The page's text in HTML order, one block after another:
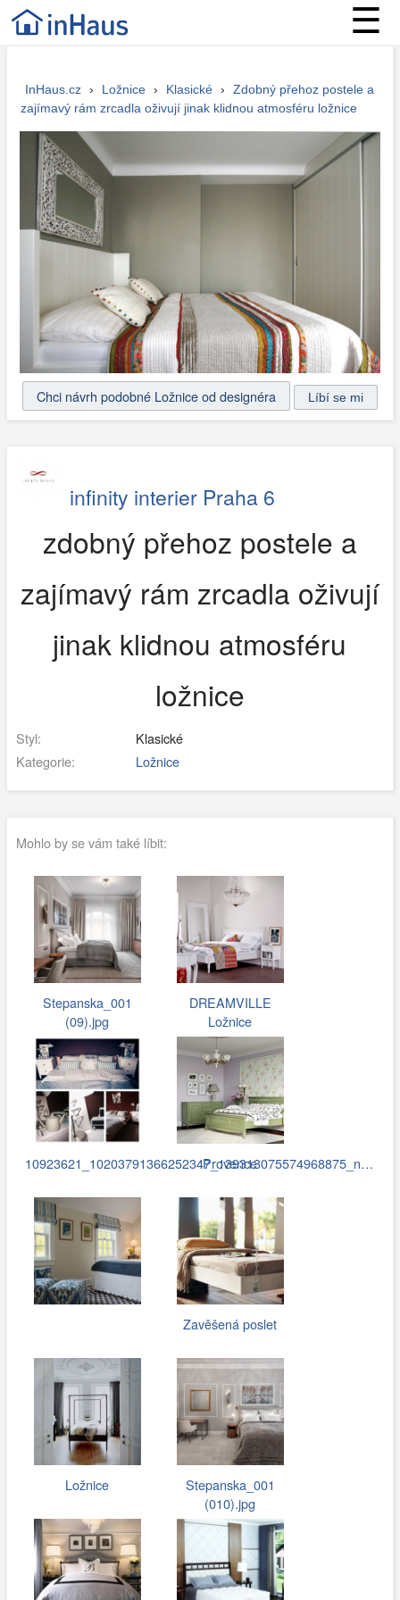
☰
InHaus.cz › Ložnice › Klasické ›
Zdobný přehoz postele a
zajímavý rám zrcadla oživují jinak klidnou atmosféru ložnice
Chci návrh podobné Ložnice od designéra
infinity interier Praha 6
zdobný přehoz postele a
zajímavý rám zrcadla oživují
jinak klidnou atmosféru
ložnice
Styl:
Klasické
Kategorie:
Ložnice
Mohlo by se vám také líbit:
Stepanska_001
(09).jpg
DREAMVILLE
Ložnice
10923621_10203791366252347_139313075574968875_n…
Provence
Zavěšená poslet
Ložnice
Stepanska_001
(010).jpg